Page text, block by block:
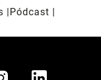
Pódcast